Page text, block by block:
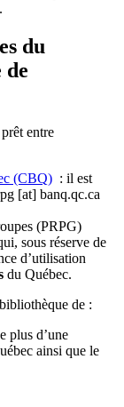
du
de
entre
(CBQ) : il est
[at] banq.qc.ca
(PRPG)
sous réserve de
d’utilisation
du Québec.
de :
plus d’une
ainsi que le